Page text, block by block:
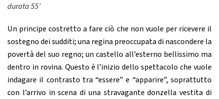
durata 55’
Un principe costretto a fare ciò che non vuole per ricevere il
sostegno dei sudditi; una regina preoccupata di nascondere la
povertà del suo regno; un castello all’esterno bellissimo ma
dentro in rovina. Questo è l’inizio dello spettacolo che vuole
indagare il contrasto tra “essere” e “apparire”, soprattutto
con l’arrivo in scena di una stravagante donzella vestita di